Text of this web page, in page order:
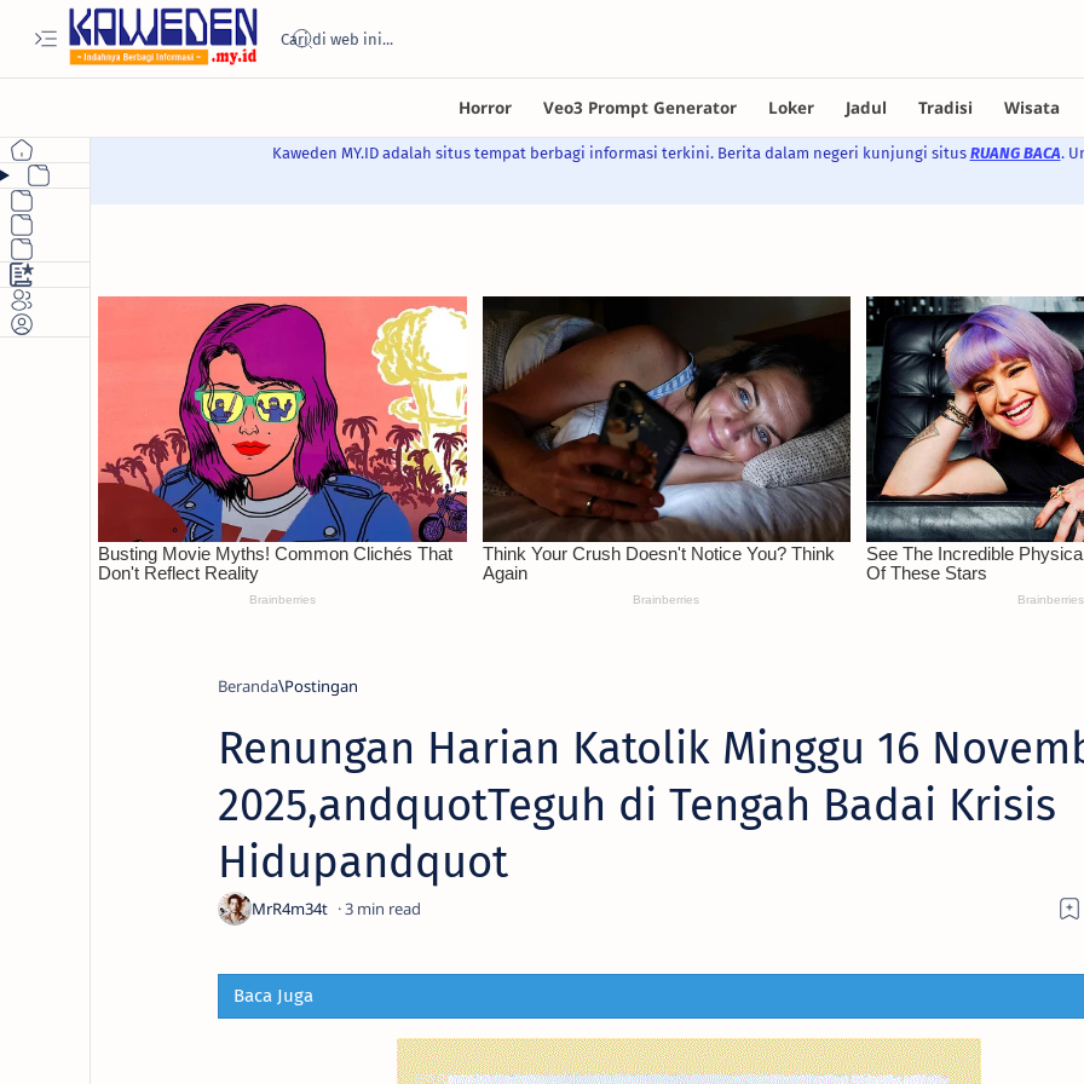
Kaweden MY.ID adalah situs tempat berbagi informasi terkini. Berita dalam negeri kunjungi situs RUANG BACA.
Beranda
Renungan Harian Katolik Minggu 16
2025,andquotTeguh di Tengah Badai Krisis
Hidupandquot
3
Baca Juga